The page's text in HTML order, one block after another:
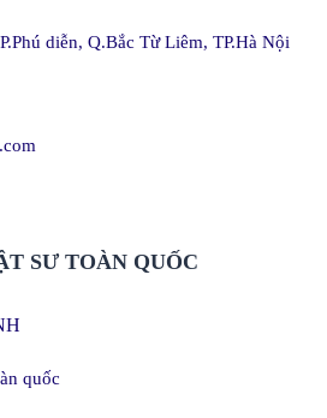
diễn, Q.Bắc Từ Liêm, TP.Hà Nội
SƯ TOÀN QUỐC
quốc